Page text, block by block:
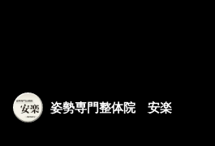
姿勢専門整体院 安楽